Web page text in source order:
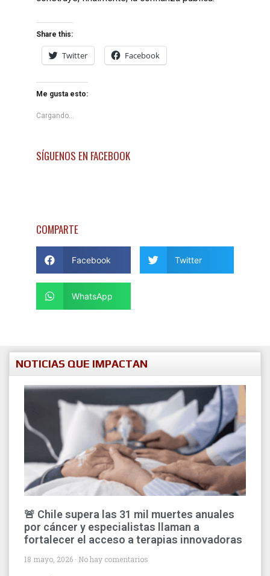
Share this:
Twitter Facebook
Me gusta esto:
Cargando...
SÍGUENOS EN FACEBOOK
COMPARTE
Facebook Twitter
WhatsApp
NOTICIAS QUE IMPACTAN
🚨 Chile supera las 31 mil muertes anuales
por cáncer y especialistas llaman a
fortalecer el acceso a terapias innovadoras
18 mayo, 2026 No hay comentarios